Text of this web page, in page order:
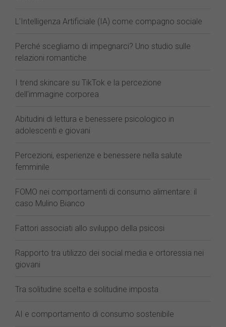
L'Intelligenza Artificiale (IA) come compagno sociale
Perché scegliamo di impegnarci? Uno studio sulle
relazioni romantiche
I trend skincare su TikTok e la percezione
dell'immagine corporea
Abitudini di lettura e benessere psicologico in
adolescenti e giovani
Percezioni, esperienze e benessere nella salute
femminile
FOMO nei comportamenti di consumo alimentare: il
caso Mulino Bianco
Fattori associati allo sviluppo della psicosi
Rapporto tra utilizzo dei social media e ortoressia nei
giovani
Tra solitudine scelta e solitudine imposta
AI e comportamento di consumo sostenibile